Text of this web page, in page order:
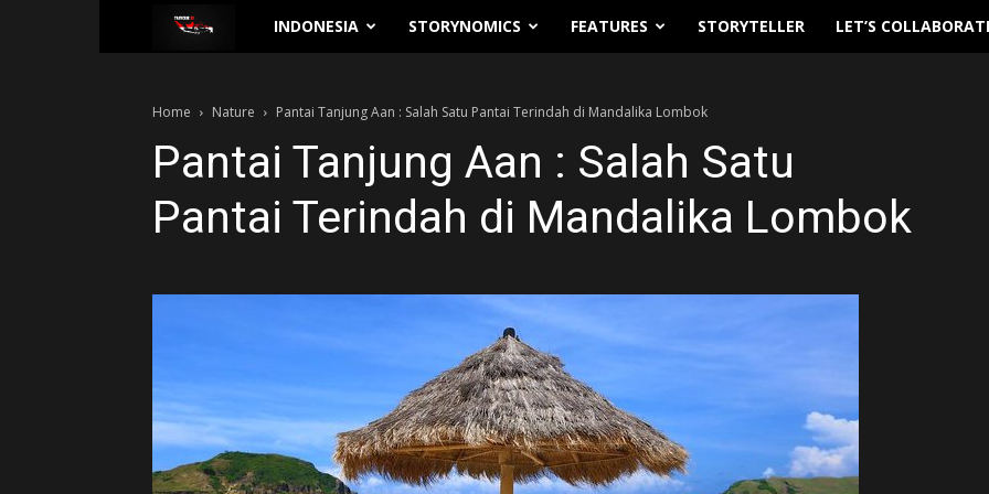
Traverse.id
INDONESIA STORYNOMICS FEATURES STORYTELLER LET’S
Home Nature Pantai Tanjung Aan : Salah Satu Pantai Terindah di Mandalika Lombok
Pantai Tanjung Aan : Salah Satu
Pantai Terindah di Mandalika Lombok